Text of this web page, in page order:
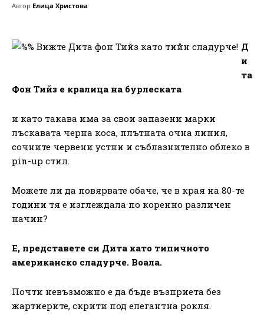
Автор Елица Христова
Д
и
та
Фон Тийз е кралица на бурлеската
и като такава има за свои запазени марки
лъскавата черна коса, плътната очна линия,
сочните червени устни и съблазнително облеко в
pin-up стил.
Можете ли да повярвате обаче, че в края на 80-те
години тя е изглеждала по коренно различен
начин?
Е, представете си Дита като типичното
американско сладурче. Воала.
Почти невъзможно е да бъде възприета без
жартиерите, скрити под елегантна рокля.